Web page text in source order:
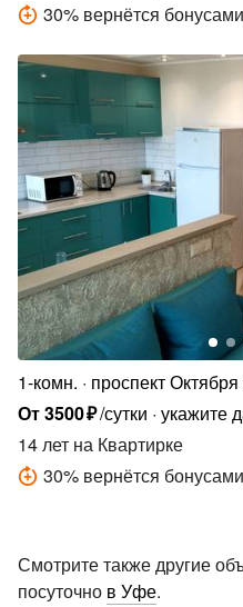
30% вернётся бонусами
1-комн.
проспект
От3500₽/сутки укажите
14 лет на Квартирке
30% вернётся бонусами
Смотрите также другие
посуточно в Уфе.